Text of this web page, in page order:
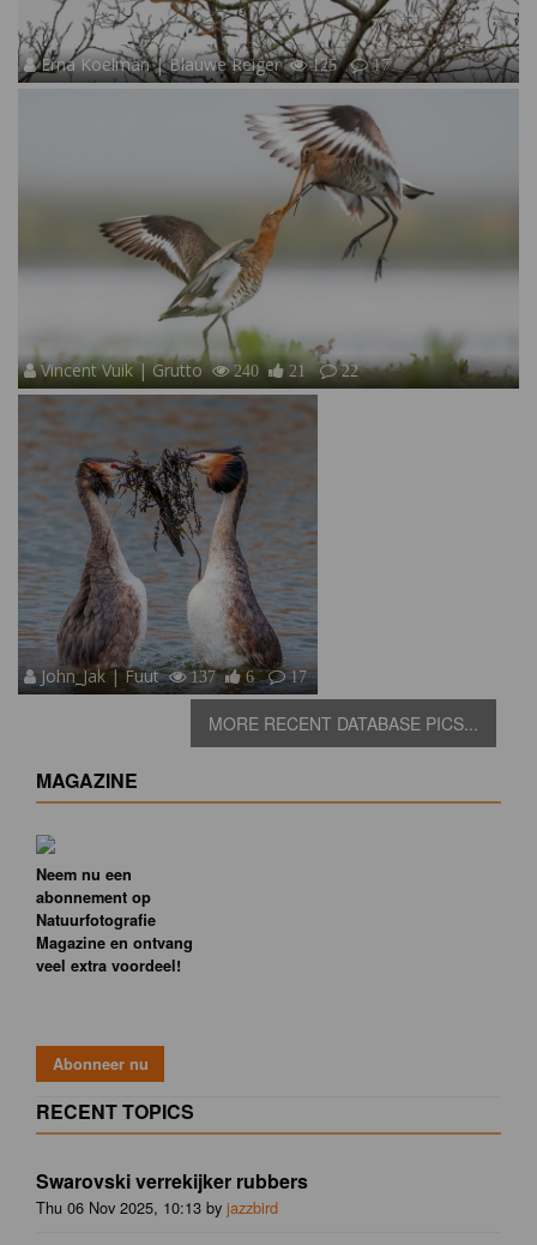
Erna Koelman | Blauwe Reiger 125 17
Vincent Vuik | Grutto 240 21 22
John_Jak | Fuut 137 6 17
MORE RECENT DATABASE PICS...
MAGAZINE
Neem nu een
abonnement op
Natuurfotografie
Magazine en ontvang
veel extra voordeel!
RECENT TOPICS
Swarovski verrekijker rubbers
Thu 06 Nov 2025, 10:13 by jazzbird